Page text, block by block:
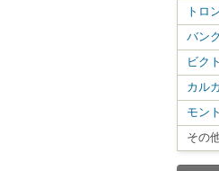
トロ
バン
ビク
カル
モン
その